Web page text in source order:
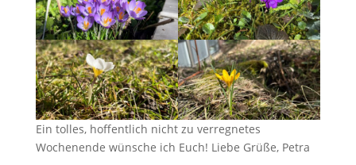
Ein tolles, hoffentlich nicht zu verregnetes
Wochenende wünsche ich Euch! Liebe Grüße, Petra